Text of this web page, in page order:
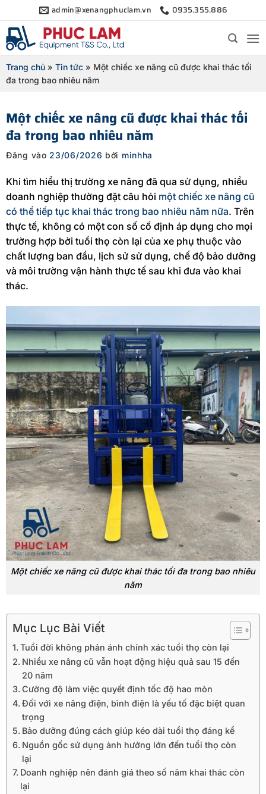
qua
nội
dung
admin@xenangphuclam.vn 0935.355.886
Trang chủ » Tin tức » Một chiếc xe nâng cũ được khai thác tối
đa trong bao nhiêu năm
Một chiếc xe nâng cũ được khai thác tối
đa trong bao nhiêu năm
Đăng vào 23/06/2026 bởi minhha
Khi tìm hiểu thị trường xe nâng đã qua sử dụng, nhiều
doanh nghiệp thường đặt câu hỏi một chiếc xe nâng cũ
có thể tiếp tục khai thác trong bao nhiêu năm nữa. Trên
thực tế, không có một con số cố định áp dụng cho mọi
trường hợp bởi tuổi thọ còn lại của xe phụ thuộc vào
chất lượng ban đầu, lịch sử sử dụng, chế độ bảo dưỡng
và môi trường vận hành thực tế sau khi đưa vào khai
thác.
Một chiếc xe nâng cũ được khai thác tối đa trong bao nhiêu
năm
Mục Lục Bài Viết
Tuổi đời không phản ánh chính xác tuổi thọ còn lại
Nhiều xe nâng cũ vẫn hoạt động hiệu quả sau 15 đến
20 năm
Cường độ làm việc quyết định tốc độ hao mòn
Đối với xe nâng điện, bình điện là yếu tố đặc biệt quan
trọng
Bảo dưỡng đúng cách giúp kéo dài tuổi thọ đáng kể
Nguồn gốc sử dụng ảnh hưởng lớn đến tuổi thọ còn
lại
Doanh nghiệp nên đánh giá theo số năm khai thác còn
lại